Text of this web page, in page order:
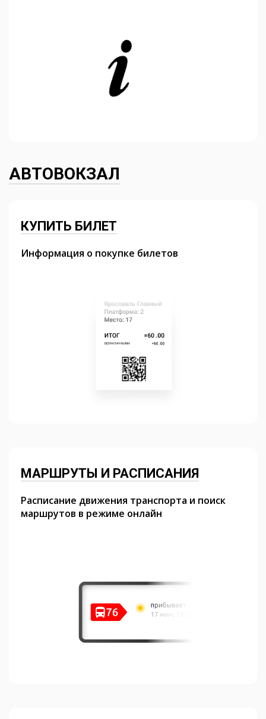
АВТОВОКЗАЛ
КУПИТЬ БИЛЕТ
Информация о покупке билетов
МАРШРУТЫ И РАСПИСАНИЯ
Расписание движения транспорта и поиск
маршрутов в режиме онлайн